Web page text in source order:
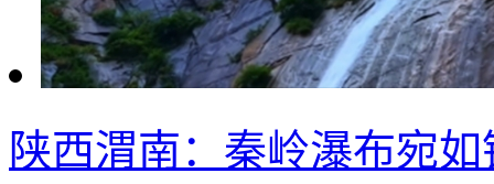
陕西渭南：秦岭瀑布宛